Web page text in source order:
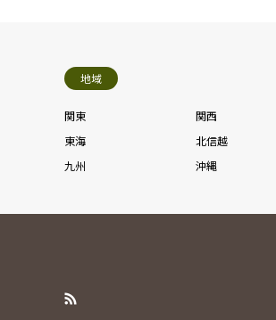
地域
関東 関西
東海
北信越
九州
沖縄